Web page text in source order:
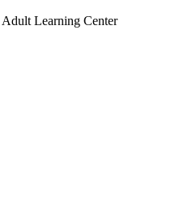
Adult Learning Center